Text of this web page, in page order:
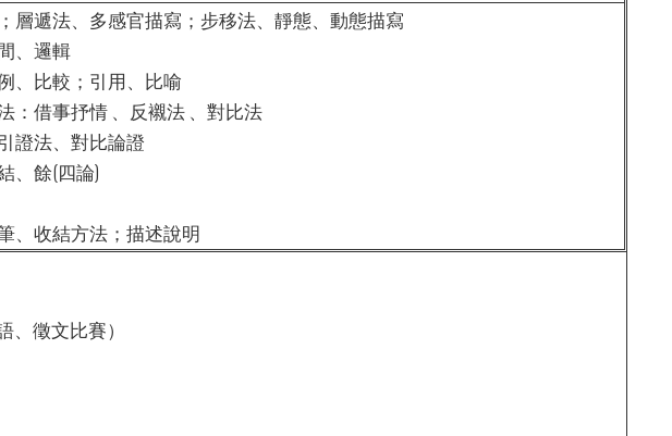
層遞法、多感官描寫；步移法、靜態、動態描寫
、邏輯
、比較；引用、比喻
：借事抒情 、反襯法 、對比法
證法、對比論證
、餘(四論)
、收結方法；描述說明
徵文比賽）